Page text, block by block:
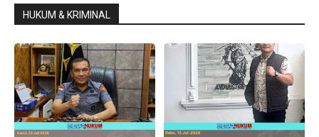
HUKUM & KRIMINAL